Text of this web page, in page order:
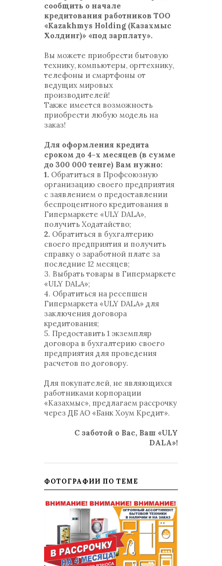
сообщить о начале
кредитования работников ТОО
«Kazakhmys Holding (Казахмыс
Холдинг)» «под зарплату».
Вы можете приобрести бытовую
технику, компьютеры, оргтехнику,
телефоны и смартфоны от
ведущих мировых
производителей!
Также имеется возможность
приобрести любую модель на
заказ!
Для оформления кредита
сроком до 4-х месяцев (в сумме
до 300 000 тенге) Вам нужно:
1. Обратиться в Профсоюзную
организацию своего предприятия
с заявлением о предоставлении
беспроцентного кредитования в
Гипермаркете «ULY DALA»,
получить Ходатайство;
2. Обратиться в бухгалтерию
своего предприятия и получить
справку о заработной плате за
последние 12 месяцев;
3. Выбрать товары в Гипермаркете
«ULY DALA»;
4. Обратиться на ресепшен
Гипермаркета «ULY DALA» для
заключения договора
кредитования;
5. Предоставить 1 экземпляр
договора в бухгалтерию своего
предприятия для проведения
расчетов по договору.
Для покупателей, не являющихся
работниками корпорации
«Казахмыс», предлагаем рассрочку
через ДБ АО «Банк Хоум Кредит».
С заботой о Вас, Ваш «ULY
DALA»!
ФОТОГРАФИИ ПО ТЕМЕ